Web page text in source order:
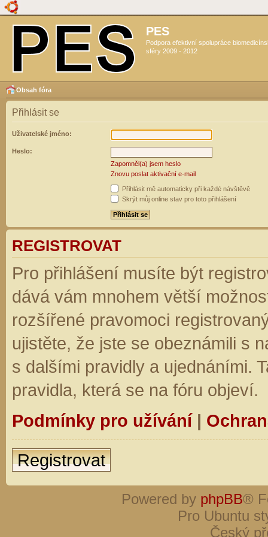
PES
Podpora efektivní spolupráce
sféry 2009 - 2012
Obsah fóra
Přihlásit se
Uživatelské jméno:
Heslo:
Zapomněl(a) jsem heslo
Znovu poslat aktivační e-mail
Přihlásit mě automaticky při každé návštěvě
Skrýt můj online stav pro toto přihlášení
REGISTROVAT
Pro přihlášení musíte být
dává vám mnohem větší
rozšířené pravomoci
ujistěte, že jste se obeznámili s
s dalšími pravidly a ujednáními.
pravidla, která se na fóru objeví.
Podmínky pro užívání|
Registrovat
Powered by phpBB®
Pro Ubuntu
Český